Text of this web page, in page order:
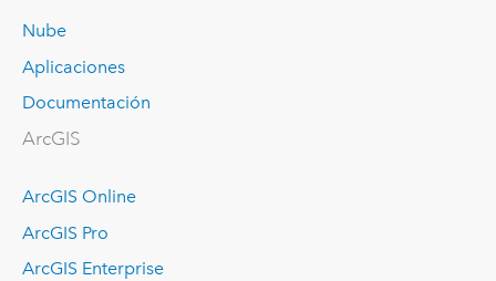
Nube
Aplicaciones
Documentación
ArcGIS
ArcGIS Online
ArcGIS Pro
ArcGIS Enterprise